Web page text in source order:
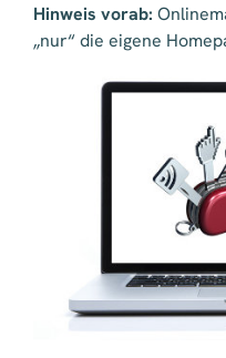
Hinweis vorab:
„nur“ die eigene